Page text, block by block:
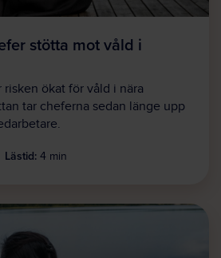
stötta mot våld i
ökat för våld i nära
tar cheferna sedan länge upp
Lästid: 4 min